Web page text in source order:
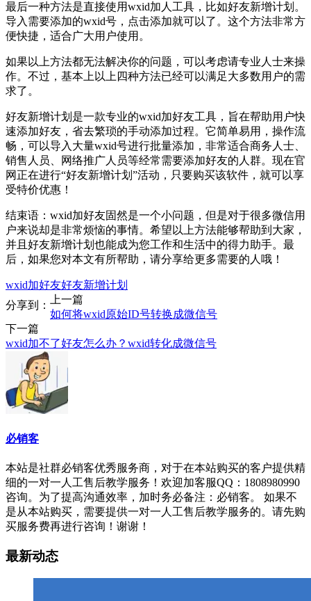
最后一种方法是直接使用wxid加人工具，比如好友新增计划。
导入需要添加的wxid号，点击添加就可以了。这个方法非常方
便快捷，适合广大用户使用。
如果以上方法都无法解决你的问题，可以考虑请专业人士来操
作。不过，基本上以上四种方法已经可以满足大多数用户的需
求了。
好友新增计划是一款专业的wxid加好友工具，旨在帮助用户快
速添加好友，省去繁琐的手动添加过程。它简单易用，操作流
畅，可以导入大量wxid号进行批量添加，非常适合商务人士、
销售人员、网络推广人员等经常需要添加好友的人群。现在官
网正在进行“好友新增计划”活动，只要购买该软件，就可以享
受特价优惠！
结束语：wxid加好友固然是一个小问题，但是对于很多微信用
户来说却是非常烦恼的事情。希望以上方法能够帮助到大家，
并且好友新增计划也能成为您工作和生活中的得力助手。最
后，如果您对本文有所帮助，请分享给更多需要的人哦！
wxid加好友好友新增计划
分享到：
上一篇
如何将wxid原始ID号转换成微信号
下一篇
wxid加不了好友怎么办？wxid转化成微信号
必销客
本站是社群必销客优秀服务商，对于在本站购买的客户提供精
细的一对一人工售后教学服务！欢迎加客服QQ：1808980990
咨询。为了提高沟通效率，加时务必备注：必销客。 如果不
是从本站购买，需要提供一对一人工售后教学服务的。请先购
买服务费再进行咨询！谢谢！
最新动态